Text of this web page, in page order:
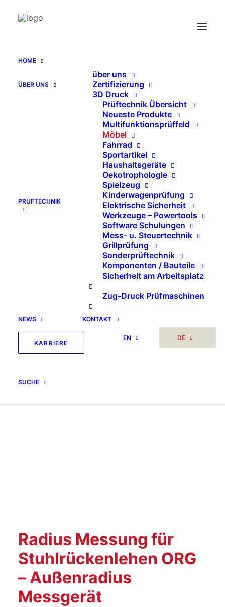
HOME
ÜBER UNS
über uns
Zertifizierung
3D Druck
PRÜFTECHNIK
Prüftechnik Übersicht
Neueste Produkte
Multifunktionsprüffeld
Möbel
Fahrrad
Sportartikel
Haushaltsgeräte
Oekotrophologie
Spielzeug
Kinderwagenprüfung
Elektrische Sicherheit
Werkzeuge – Powertools
Software Schulungen
Mess- u. Steuertechnik
Grillprüfung
Sonderprüftechnik
Komponenten / Bauteile
Sicherheit am Arbeitsplatz
Zug-Druck Prüfmaschinen
NEWS KONTAKT
KARRIERE
EN DE
SUCHE
Radius Messung für Stuhlrückenlehen ORG –
Außenradius Messgerät
Radius Messung für
Stuhlrückenlehen ORG
– Außenradius
Messgerät